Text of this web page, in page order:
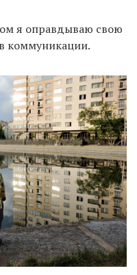
я оправдываю свою
коммуникации.